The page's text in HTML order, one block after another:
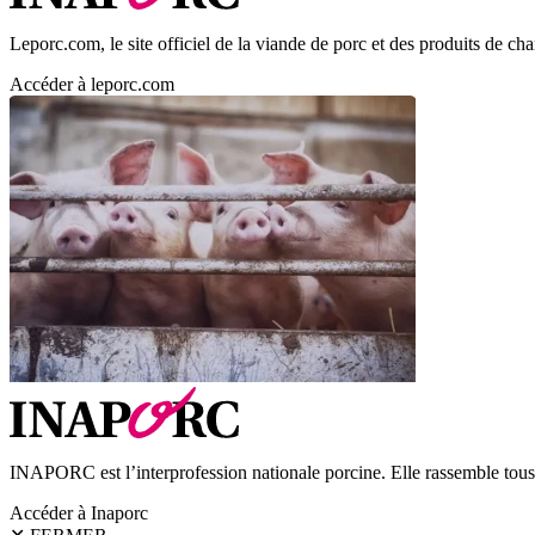
Leporc.com, le site officiel de la viande de porc et des produits de
Accéder à leporc.com
INAPORC est l’interprofession nationale porcine. Elle rassemble
Accéder à Inaporc